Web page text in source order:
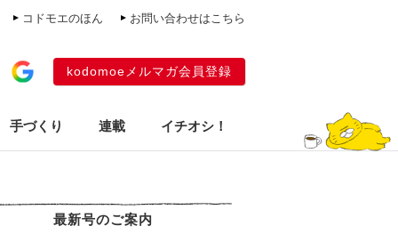
コドモエのほん お問い合わせはこちら
kodomoeメルマガ会員登録
手づくり 連載 イチオシ！
最新号のご案内